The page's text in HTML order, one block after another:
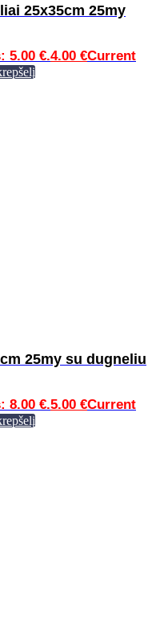
25x35cm 25my
5.00 €.4.00 €Current
25my su dugneliu
8.00 €.5.00 €Current